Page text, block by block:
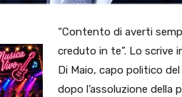
“Contento di averti
creduto in te”. Lo scrive
Di Maio, capo politico
dopo l’assoluzione della